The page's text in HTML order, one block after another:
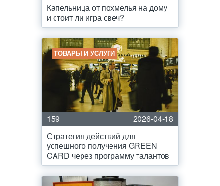
Капельница от похмелья на дому
и стоит ли игра свеч?
ТОВАРЫ И УСЛУГИ
159
2026-04-18
Стратегия действий для
успешного получения GREEN
CARD через программу талантов